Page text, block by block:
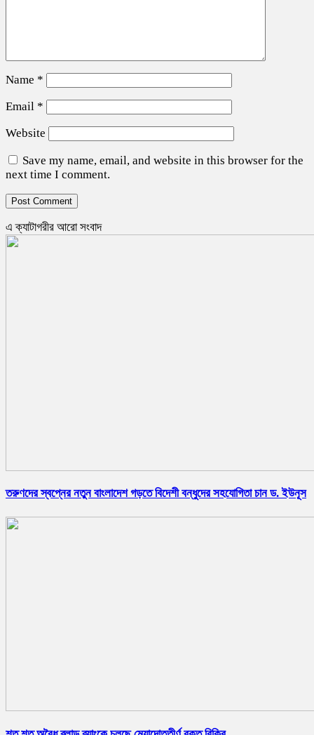
Name *
Email *
Website
Save my name, email, and website in this browser for the
next time I comment.
এ ক্যাটাগরীর আরো সংবাদ
তরুণদের স্বপ্নের নতুন বাংলাদেশ গড়তে বিদেশী বন্ধুদের সহযোগিতা চান ড. ইউনূস